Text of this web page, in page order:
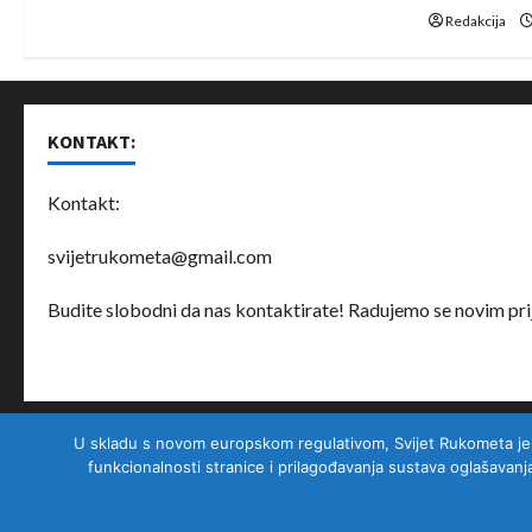
Redakcija
KONTAKT:
Kontakt:
svijetrukometa@gmail.com
Budite slobodni da nas kontaktirate! Radujemo se novim
O nama Partneri Uslovi korištenja Privatnost korisnika
U skladu s novom europskom regulativom, Svijet Rukometa
funkcionalnosti stranice i prilagođavanja sustava